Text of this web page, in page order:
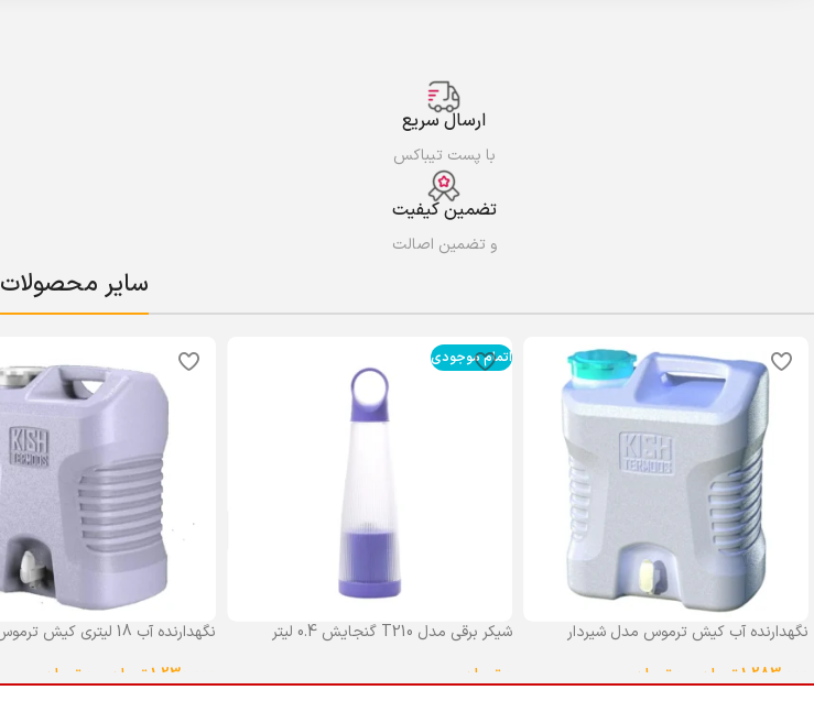
ارسال سریع
با پست تیباکس
تضمین کیفیت
و تضمین اصالت
سایر محصولات
نگهدارنده آب کیش ترموس مدل شیردار
1,283,000تومان تومان
اتمام موجودی
شیکر برقی مدل T210 گنجایش 0.4 لیتر
تومان
نگهدارنده آب 18 لیتری کیش ترموس کد 047
1,230,000تومان تومان